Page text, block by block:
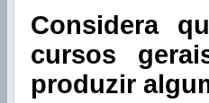
Considera
cursos
produzir